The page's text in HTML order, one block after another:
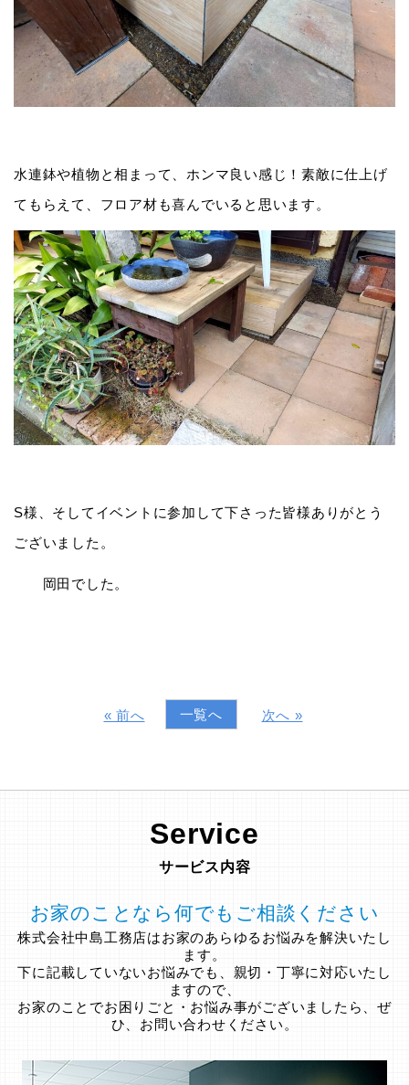
水連鉢や植物と相まって、ホンマ良い感じ！素敵に仕上げ
てもらえて、フロア材も喜んでいると思います。
S様、そしてイベントに参加して下さった皆様ありがとう
ございました。
岡田でした。
« 前へ 一覧へ 次へ »
Service
サービス内容
お家のことなら何でもご相談ください
株式会社中島工務店はお家のあらゆるお悩みを解決いたし
ます。
下に記載していないお悩みでも、親切・丁寧に対応いたし
ますので、
お家のことでお困りごと・お悩み事がございましたら、ぜ
ひ、お問い合わせください。